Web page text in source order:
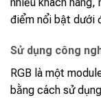
điểm nổi bật dưới
Sử dụng công
RGB là một
bằng cách sử